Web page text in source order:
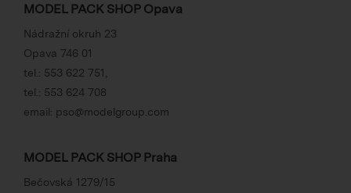
MODEL PACK SHOP Opava
Nádražní okruh 23
Opava 746 01
tel.: 553 622 751
tel.: 553 624 708
email: pso@modelgroup.com
MODEL PACK SHOP Praha
Bečovská 1279/15